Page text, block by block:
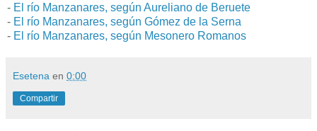
- El río Manzanares, según Aureliano de Beruete
- El río Manzanares, según Gómez de la Serna
- El río Manzanares, según Mesonero Romanos
Esetena en 0:00
Compartir